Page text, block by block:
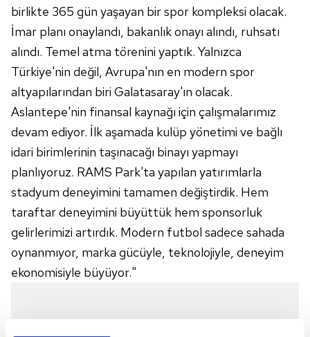
birlikte 365 gün yaşayan bir spor kompleksi olacak.
İmar planı onaylandı, bakanlık onayı alındı, ruhsatı
alındı. Temel atma törenini yaptık. Yalnızca
Türkiye'nin değil, Avrupa'nın en modern spor
altyapılarından biri Galatasaray'ın olacak.
Aslantepe'nin finansal kaynağı için çalışmalarımız
devam ediyor. İlk aşamada kulüp yönetimi ve bağlı
idari birimlerinin taşınacağı binayı yapmayı
planlıyoruz. RAMS Park'ta yapılan yatırımlarla
stadyum deneyimini tamamen değiştirdik. Hem
taraftar deneyimini büyüttük hem sponsorluk
gelirlerimizi artırdık. Modern futbol sadece sahada
oynanmıyor, marka gücüyle, teknolojiyle, deneyim
ekonomisiyle büyüyor."